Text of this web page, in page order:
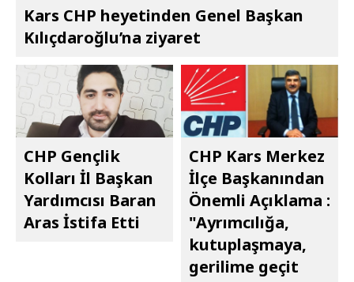
Kars CHP heyetinden Genel Başkan
Kılıçdaroğlu’na ziyaret
CHP Gençlik
Kolları İl Başkan
Yardımcısı Baran
Aras İstifa Etti
CHP Kars Merkez
İlçe Başkanından
Önemli Açıklama :
"Ayrımcılığa,
kutuplaşmaya,
gerilime geçit